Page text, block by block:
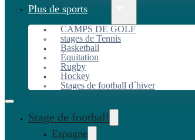
Plus de sports
CAMPS DE GOLF
stages de Tennis
Basketball
Équitation
Rugby
Hockey
Stages de football d´hiver
Stage de football
Espagne